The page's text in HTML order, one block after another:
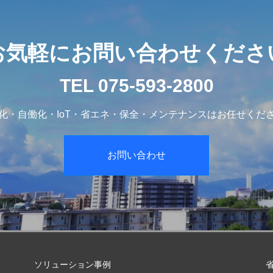
気軽にお問い合わせくださ
TEL 075-593-2800
・自働化・IoT・省エネ・保全・メンテナンスはお任せくだ
お問い合わせ
ソリューション事例